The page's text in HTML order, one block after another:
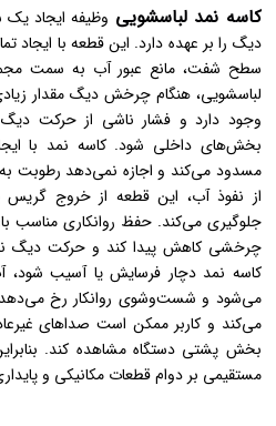
کاسه نمد لباسشویی وظیفه ایجاد
دیگ را بر عهده دارد. این قطعه با ایجاد
سطح شفت، مانع عبور آب به سمت
لباسشویی، هنگام چرخش دیگ مقدار
وجود دارد و فشار ناشی از حرکت
بخش‌های داخلی شود. کاسه نمد با
مسدود می‌کند و اجازه نمی‌دهد رطوبت به
از نفوذ آب، این قطعه از خروج گریس
جلوگیری می‌کند. حفظ روانکاری
چرخشی کاهش پیدا کند و حرکت دیگ نرم
کاسه نمد دچار فرسایش یا آسیب شود،
می‌شود و شست‌وشوی روانکار رخ
می‌کند و کاربر ممکن است صداهای
بخش پشتی دستگاه مشاهده کند.
مستقیمی بر دوام قطعات مکانیکی و